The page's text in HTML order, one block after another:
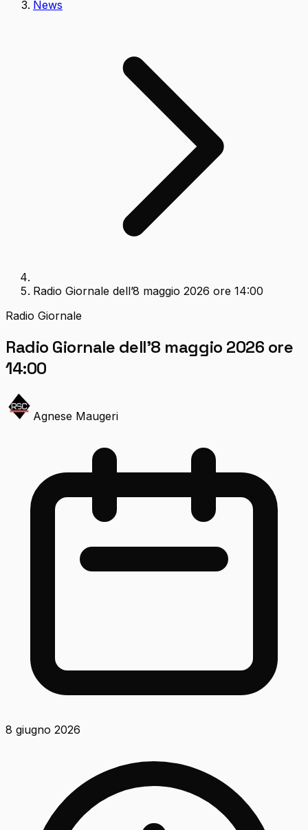
News
Radio Giornale dell’8 maggio 2026 ore 14:00
Radio Giornale
Radio Giornale dell’8 maggio 2026 ore
14:00
Agnese Maugeri
8 giugno 2026